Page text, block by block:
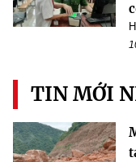
TIN MỚI